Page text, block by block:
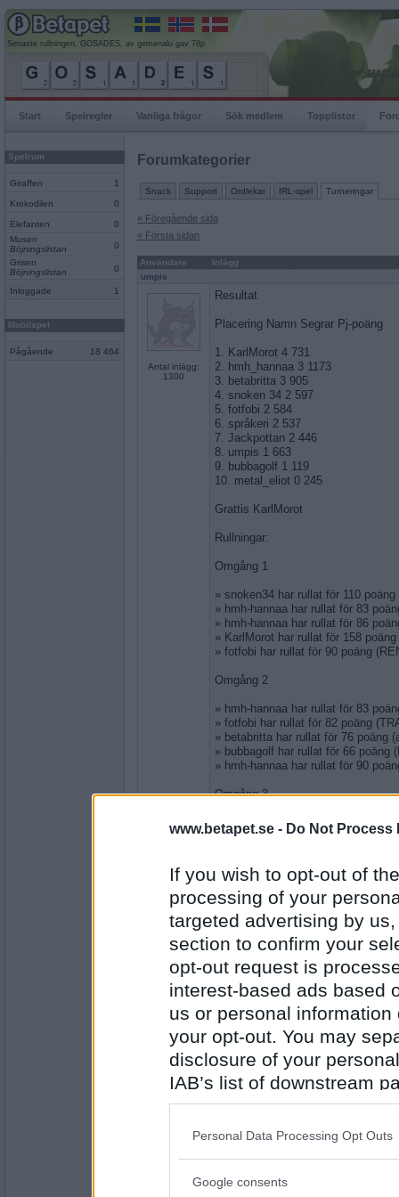
www.betapet.se - Do Not Process
If you wish to opt-out of
processing of your
targeted advertising by
section to confirm your
opt-out request is
interest-based ads based
us or personal
your opt-out. You may
disclosure of your
IAB’s list of downstream
also be disclosed by us
Downstream Participants
Please note that this
Personal Data Processing Opt Outs
Google consents
Senaste rullningen, GOSADES, av gemenalu gav 78p
Start Spelregler Vanliga frågor Sök medlem Topplistor
Spelrum
Giraffen 1
Krokodilen 0
Elefanten
0
Musen
Böjningslistan
0
Grisen
Böjningslistan
0
Inloggade 1
Mobilspel
Pågående 18 464
Forumkategorier
Snack Support Ordlekar IRL-spel Turneringar
« Föregående sida
« Första sidan
Användare
Inlägg
umpis
Antal inlägg:
1300
Resultat
Placering Namn Segrar Pj-poäng
1. KarlMorot 4 731
2. hmh_hannaa 3 1173
3. betabritta 3 905
4. snoken 34 2 597
5. fotfobi 2 584
6. språkeri 2 537
7. Jackpottan 2 446
8. umpis 1 663
9. bubbagolf 1 119
10. metal_eliot 0 245
Grattis KarlMorot
Rullningar:
Omgång 1
» snoken34 har rullat för 110 poäng
» hmh-hannaa har rullat för 83
» hmh-hannaa har rullat för 86
» KarlMorot har rullat för 158
» fotfobi har rullat för 90 poäng
Omgång 2
» hmh-hannaa har rullat för 83
» fotfobi har rullat för 82 poäng
» betabritta har rullat för 76 poäng
» bubbagolf har rullat för 66 poäng
» hmh-hannaa har rullat för 90
Omgång 3
» hmh-hannaa har rullat för 98
» fotfobi har rullat för 111 poäng
Omgång 4
» KarlMorot har rullat för 62 poäng
» hmh-hannaa har rullat för 85
» snoken34 har rullat för 84 poäng
» fotfobi har rullat för 64 poäng
Bästa rull:LÄNSRÅDS-Grattis
hmh-hannaa
Från turneringen med start : 19.15
RESULTAT :
Placering. Namn, Vinster / Pj-poäng
1. Åzza, 4/1164
2. tobbe_111, 3/962
4. Sing Star, 3/839
6. frukantarell, 3/560
7. snoken34, 2/816
8. språkeri, 2/799